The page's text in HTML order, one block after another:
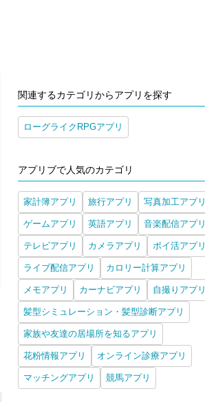
関連するカテゴリからアプリを探す
ローグライクRPGアプリ
アプリブで人気のカテゴリ
家計簿アプリ 旅行アプリ 写真加工アプリ
ゲームアプリ 英語アプリ 音楽配信アプリ
テレビアプリ カメラアプリ ポイ活アプリ
ライブ配信アプリ カロリー計算アプリ
メモアプリ カーナビアプリ 自撮りアプリ
髪型シミュレーション・髪型診断アプリ
家族や友達の居場所を知るアプリ
花粉情報アプリ オンライン診療アプリ
マッチングアプリ 競馬アプリ